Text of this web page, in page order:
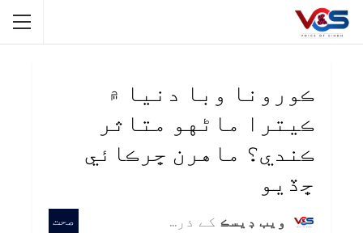
ڪورونا وبا دنيا ۾
ڪيترا ماڻهو متاثر
ڪندي؟ ماهرن ڇرڪائي
ڇڏيو
صحت ويب ڊيسڪ کے ذریعہ